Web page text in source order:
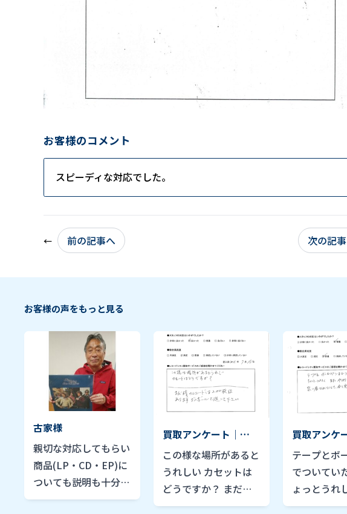
お客様のコメント
スピーディな対応でした。
前の記事へ 次の記
お客様の声をもっと見る
古家様
親切な対応してもらい
商品(LP・CD・EP)に
ついても説明も十分に
頂き納得して買い上げ
買取アンケート｜
2021年7月
この様な場所があると
うれしい カセットは
どうですか？ まだ残
のレコードは200枚位
買取アンケ
2021年8月
テープとボ
でついてい
ょっとうれ
やはり便利